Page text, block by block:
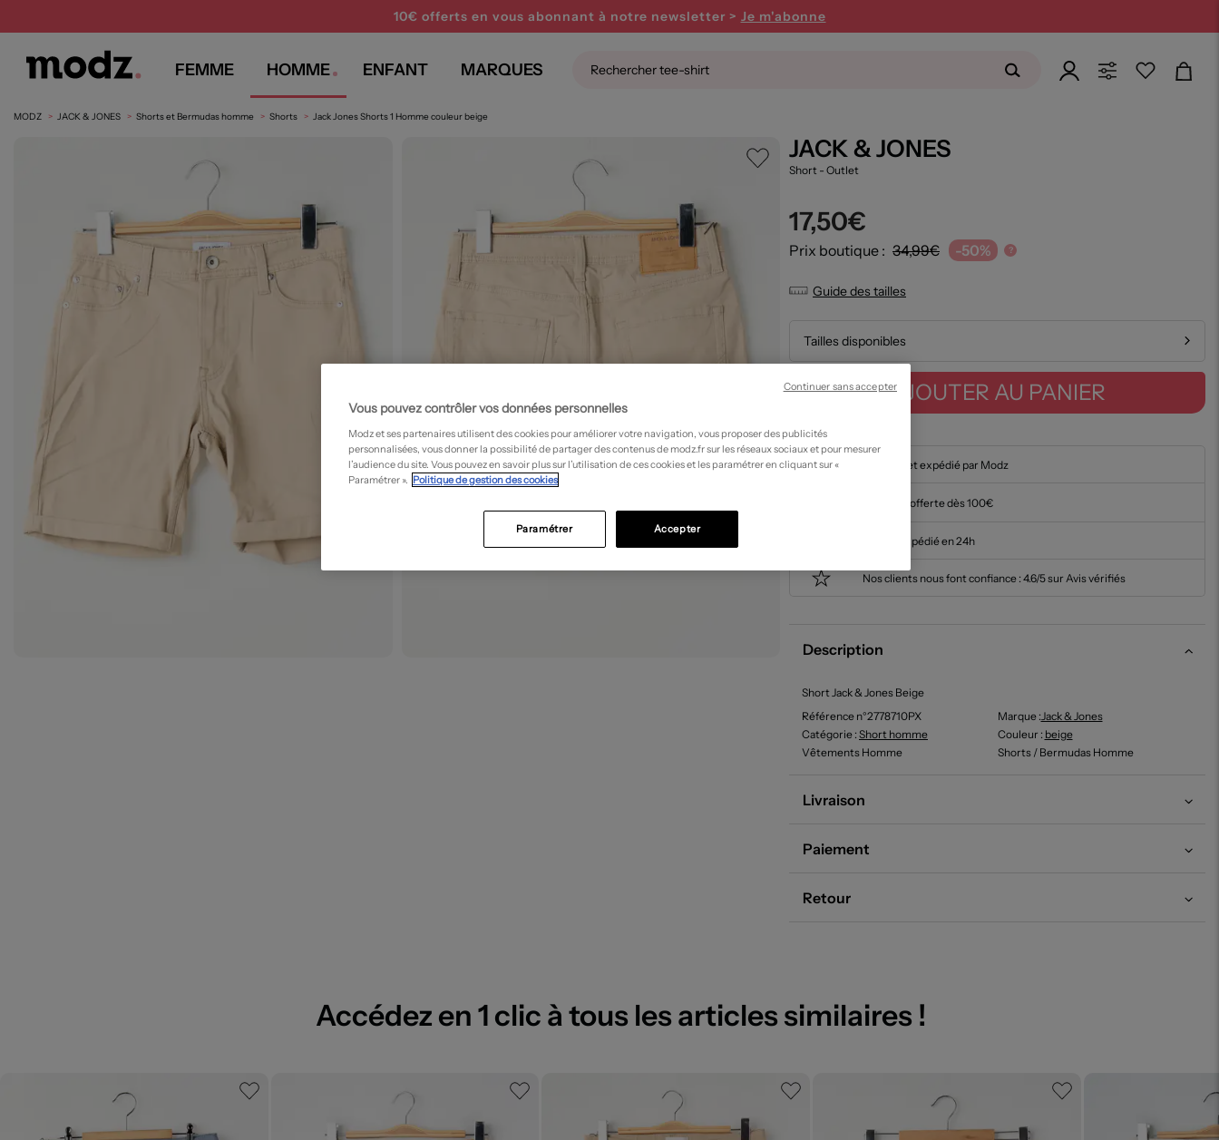
10€ offerts en vous abonnant à notre newsletter > Je m'abonne
FEMME HOMME ENFANT MARQUES
MODZ JACK & JONES Shorts et Bermudas homme Shorts Jack Jones Shorts 1 Homme couleur beige
JACK & JONES
Short - Outlet
17,50€
Prix boutique : 34,99€ -50% ?
Guide des tailles
Tailles disponibles
AJOUTER AU PANIER
En stock et expédié par Modz
Livraison offerte dès 100€
Article expédié en 24h
Nos clients nous font confiance : 4.6/5 sur Avis vérifiés
Description
Short Jack & Jones Beige
Référence n°2778710PX
Marque :Jack & Jones
Catégorie : Short homme Couleur : beige
Vêtements Homme
Shorts / Bermudas Homme
Livraison
Paiement
Retour
Accédez en 1 clic à tous les articles similaires !
Vous pouvez contrôler vos données personnelles
Modz et ses partenaires utilisent des cookies pour améliorer votre navigation, vous proposer des publicités
personnalisées, vous donner la possibilité de partager des contenus de modz.fr sur les réseaux sociaux et pour mesurer
l’audience du site. Vous pouvez en savoir plus sur l’utilisation de ces cookies et les paramétrer en cliquant sur «
Paramétrer ». Politique de gestion des cookies
Accepter
Paramétrer
Continuer sans accepter